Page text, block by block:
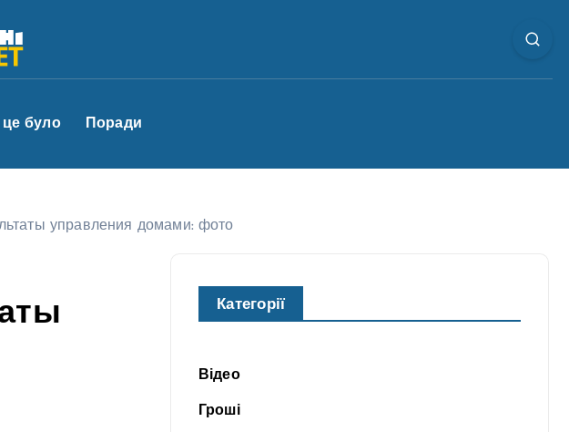
було Поради
управления домами: фото
Категорії
Відео
Гроші